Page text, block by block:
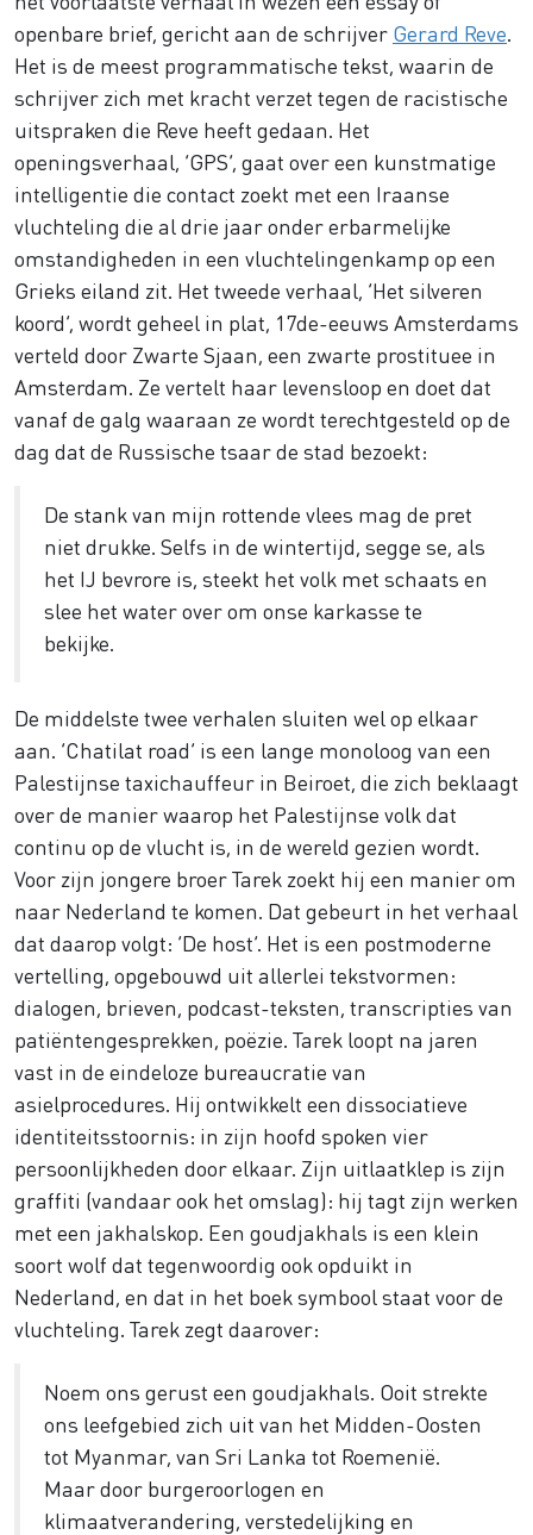
openbare brief, gericht aan de schrijver Gerard Reve
Het is de meest programmatische tekst, waarin de
schrijver zich met kracht verzet tegen de racistische
uitspraken die Reve heeft gedaan. Het
openingsverhaal, ‘GPS’, gaat over een kunstmatige
intelligentie die contact zoekt met een Iraanse
vluchteling die al drie jaar onder erbarmelijke
omstandigheden in een vluchtelingenkamp op een
Grieks eiland zit. Het tweede verhaal, ‘Het silveren
koord’, wordt geheel in plat, 17de-eeuws Amsterdams
verteld door Zwarte Sjaan, een zwarte prostituee in
Amsterdam. Ze vertelt haar levensloop en doet dat
vanaf de galg waaraan ze wordt terechtgesteld op de
dag dat de Russische tsaar de stad bezoekt:
De stank van mijn rottende vlees mag de pret
niet drukke. Selfs in de wintertijd, segge se, als
het IJ bevrore is, steekt het volk met schaats en
slee het water over om onse karkasse te
bekijke.
De middelste twee verhalen sluiten wel op elkaar
aan. ‘Chatilat road’ is een lange monoloog van een
Palestijnse taxichauffeur in Beiroet, die zich beklaagt
over de manier waarop het Palestijnse volk dat
continu op de vlucht is, in de wereld gezien wordt.
Voor zijn jongere broer Tarek zoekt hij een manier om
naar Nederland te komen. Dat gebeurt in het verhaal
dat daarop volgt: ‘De host’. Het is een postmoderne
vertelling, opgebouwd uit allerlei tekstvormen:
dialogen, brieven, podcast-teksten, transcripties van
patiëntengesprekken, poëzie. Tarek loopt na jaren
vast in de eindeloze bureaucratie van
asielprocedures. Hij ontwikkelt een dissociatieve
identiteitsstoornis: in zijn hoofd spoken vier
persoonlijkheden door elkaar. Zijn uitlaatklep is zijn
graffiti (vandaar ook het omslag): hij tagt zijn werken
met een jakhalskop. Een goudjakhals is een klein
soort wolf dat tegenwoordig ook opduikt in
Nederland, en dat in het boek symbool staat voor de
vluchteling. Tarek zegt daarover:
Noem ons gerust een goudjakhals. Ooit strekte
ons leefgebied zich uit van het Midden-Oosten
tot Myanmar, van Sri Lanka tot Roemenië.
Maar door burgeroorlogen en
klimaatverandering, verstedelijking en